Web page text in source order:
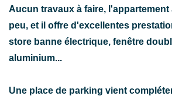
Aucun travaux à faire, l'appartement
peu, et il offre d'excellentes
store banne électrique, fenêtre
aluminium...
Une place de parking vient